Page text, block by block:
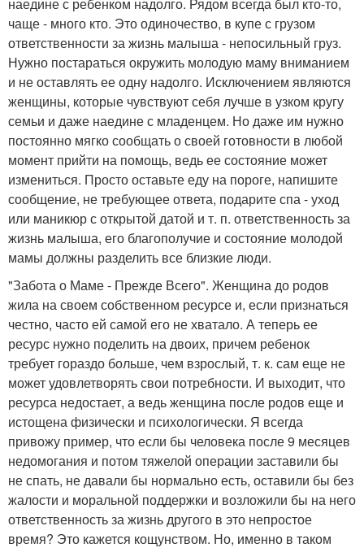
чаще - много кто. Это одиночество, в купе с грузом
ответственности за жизнь малыша - непосильный груз.
Нужно постараться окружить молодую маму вниманием
и не оставлять ее одну надолго. Исключением являются
женщины, которые чувствуют себя лучше в узком кругу
семьи и даже наедине с младенцем. Но даже им нужно
постоянно мягко сообщать о своей готовности в любой
момент прийти на помощь, ведь ее состояние может
измениться. Просто оставьте еду на пороге, напишите
сообщение, не требующее ответа, подарите спа - уход
или маникюр с открытой датой и т. п. ответственность за
жизнь малыша, его благополучие и состояние молодой
мамы должны разделить все близкие люди.
"Забота о Маме - Прежде Всего". Женщина до родов
жила на своем собственном ресурсе и, если признаться
честно, часто ей самой его не хватало. А теперь ее
ресурс нужно поделить на двоих, причем ребенок
требует гораздо больше, чем взрослый, т. к. сам еще не
может удовлетворять свои потребности. И выходит, что
ресурса недостает, а ведь женщина после родов еще и
истощена физически и психологически. Я всегда
привожу пример, что если бы человека после 9 месяцев
недомогания и потом тяжелой операции заставили бы
не спать, не давали бы нормально есть, оставили бы без
жалости и моральной поддержки и возложили бы на него
ответственность за жизнь другого в это непростое
время? Это кажется кощунством. Но, именно в таком